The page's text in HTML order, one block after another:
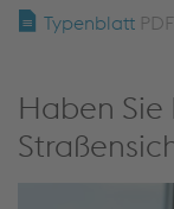
Typenblatt
Haben Sie